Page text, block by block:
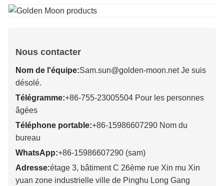
Nous contacter
Nom de l'équipe:Sam.sun@golden-moon.net Je suis
désolé.
Télégramme:+86-755-23005504 Pour les personnes
âgées
Téléphone portable:+86-15986607290 Nom du
bureau
WhatsApp:+86-15986607290 (sam)
Adresse:étage 3, bâtiment C 26ème rue Xin mu Xin
yuan zone industrielle ville de Pinghu Long Gang